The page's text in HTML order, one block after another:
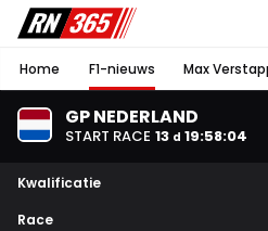
Home F1-nieuws Max
GP NEDERLAND
START RACE 13 d 19:58:03
Kwalificatie
Race